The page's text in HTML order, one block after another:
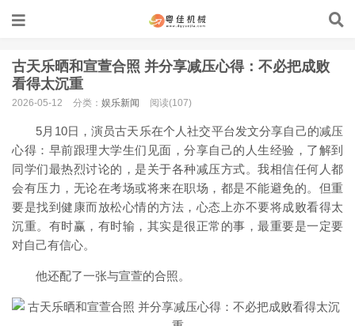
古天乐晒和宣萱合照 并分享减压心得：不必把成败
看得太沉重
2026-05-12 分类： 娱乐新闻 阅读(107)
5月10日，演员古天乐在个人社交平台发文分享自己的减压
心得：早前跟理大学生们见面，分享自己的人生经验，了解到
同学们最热烈讨论的，是关于各种减压方式。我相信任何人都
会有压力，无论在考场或将来在职场，都是不能避免的。但重
要是找到健康而放松心情的方法，心态上亦不要将成败看得太
沉重。有时赢，有时输，其实是很正常的事，最重要是一定要
对自己有信心。
他还配了一张与宣萱的合照。